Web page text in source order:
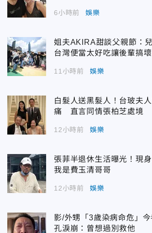
6小時前 娛樂
姐夫AKIRA甜談父親節：
台灣便當太好吃讓後輩搞
11小時前 娛樂
白髮人送黑髮人！台玻夫
痛 直言同情張柏芝處境
12小時前 娛樂
張菲半退休生活曝光！現
我是費玉清哥哥
12小時前 娛樂
影/外甥「3歲染病命危」
孔淚崩：曾想過別救他